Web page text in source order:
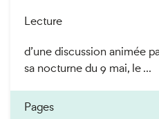
Lecture
d’une discussion animée
sa nocturne du 9 mai, le ...
Pages